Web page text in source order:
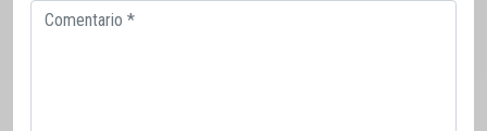
Comentario